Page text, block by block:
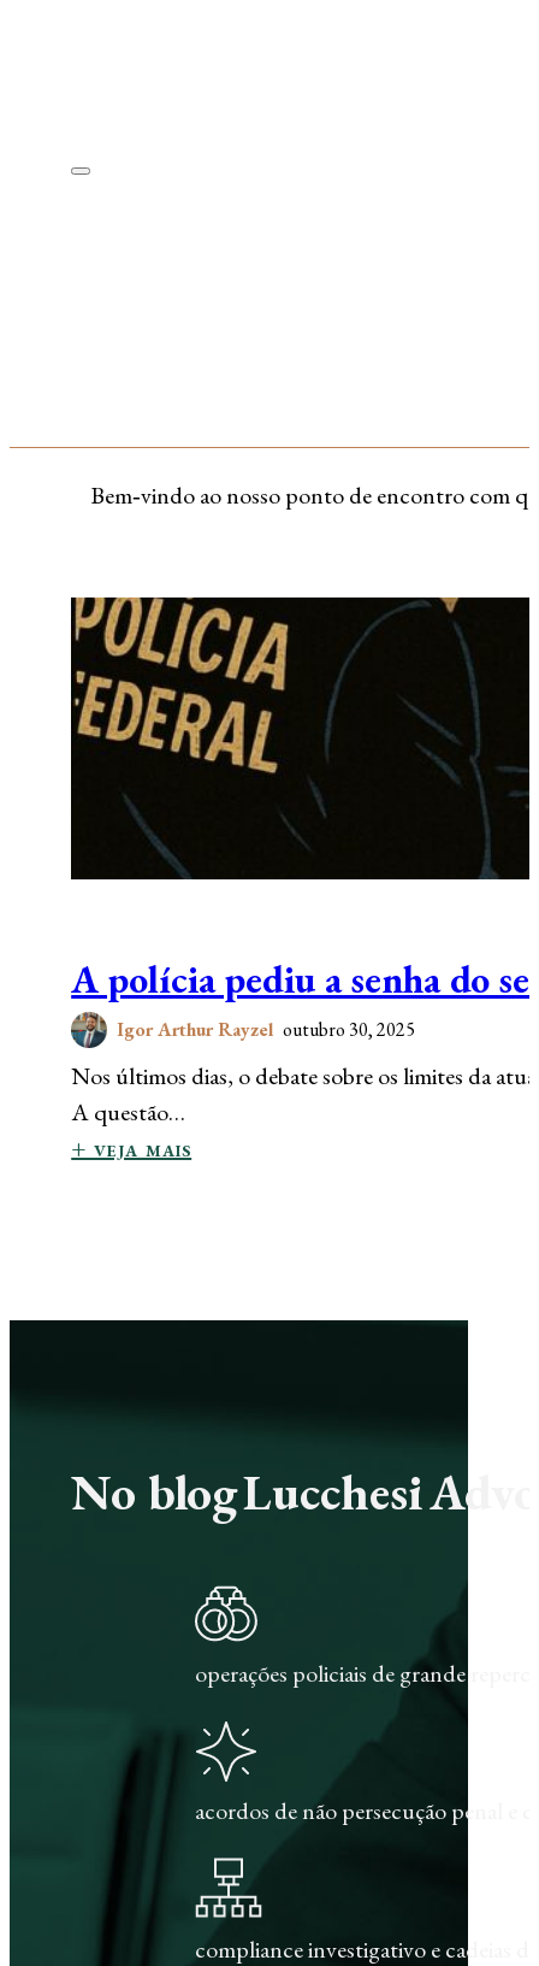
Bem‑vindo ao nosso ponto de encontro com
A polícia pediu a senha do
Igor Arthur Rayzel outubro 30, 2025
Nos últimos dias, o debate sobre os limites da
A questão…
+ veja mais
No blog Lucchesi
operações policiais de grande
acordos de não persecução penal e
compliance investigativo e cadeias